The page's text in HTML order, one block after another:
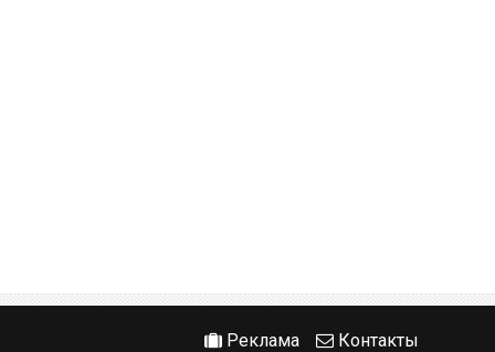
Реклама Контакты